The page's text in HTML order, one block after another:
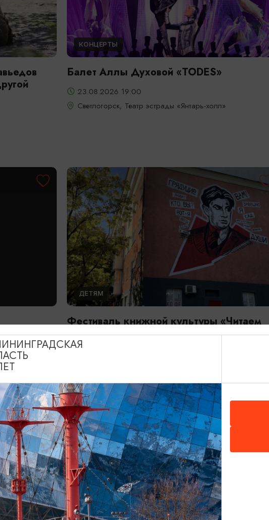
КОНЦЕРТЫ
Балет Аллы Духовой «TODES»
23.08.2026 19:00
Светлогорск, Театр эстрады «Янтарь-холл»
ДЕТЯМ
Фестиваль книжной культуры «Читаем
вместе»
библиотека им. В. Маяковского
БЕСПЛАТНО